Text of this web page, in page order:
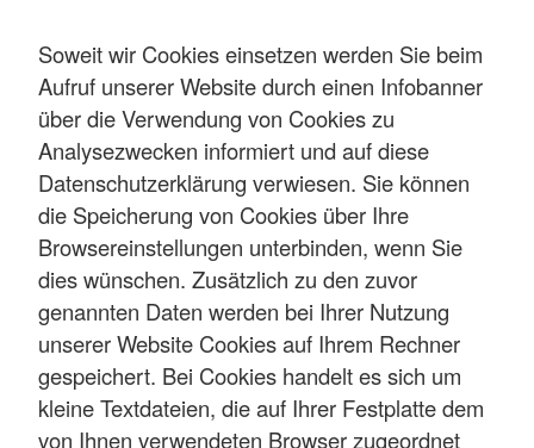
Soweit wir Cookies einsetzen werden Sie beim
Aufruf unserer Website durch einen Infobanner
über die Verwendung von Cookies zu
Analysezwecken informiert und auf diese
Datenschutzerklärung verwiesen. Sie können
die Speicherung von Cookies über Ihre
Browsereinstellungen unterbinden, wenn Sie
dies wünschen. Zusätzlich zu den zuvor
genannten Daten werden bei Ihrer Nutzung
unserer Website Cookies auf Ihrem Rechner
gespeichert. Bei Cookies handelt es sich um
kleine Textdateien, die auf Ihrer Festplatte dem
von Ihnen verwendeten Browser zugeordnet